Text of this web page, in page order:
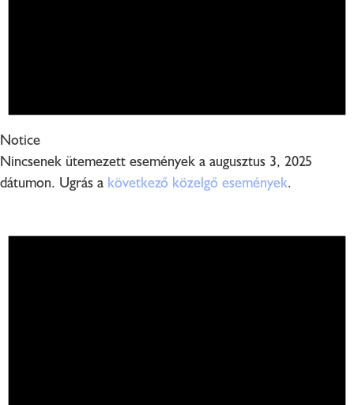
Notice
Nincsenek ütemezett események a augusztus 3, 2025
dátumon. Ugrás a következő közelgő események.